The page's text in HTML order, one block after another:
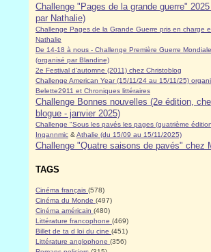
Challenge "Pages de la grande guerre"
par Nathalie)
Challenge Pages de la Grande Guerre pris en charge
Nathalie
De 14-18 à nous - Challenge Première Guerre
(organisé par Blandine)
2e Festival d'automne (2011) chez Christoblog
Challenge American Year (15/11/24 au 15/11/25)
Belette2911 et Chroniques littéraires
Challenge Bonnes nouvelles (2e édition,
blogue - janvier 2025)
Challenge "Sous les pavés les pages (quatrième
Ingannmic & Athalie (du 15/09 au 15/11/2025)
Challenge "Quatre saisons de pavés" chez
TAGS
Cinéma français (578)
Cinéma du Monde (497)
Cinéma américain (480)
Littérature francophone (469)
Billet de ta d loi du cine (451)
Littérature anglophone (356)